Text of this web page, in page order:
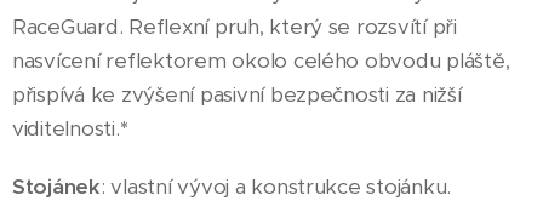
RaceGuard. Reflexní pruh, který se rozsvítí při
nasvícení reflektorem okolo celého obvodu pláště,
přispívá ke zvýšení pasivní bezpečnosti za nižší
viditelnosti.*
Stojánek: vlastní vývoj a konstrukce stojánku.